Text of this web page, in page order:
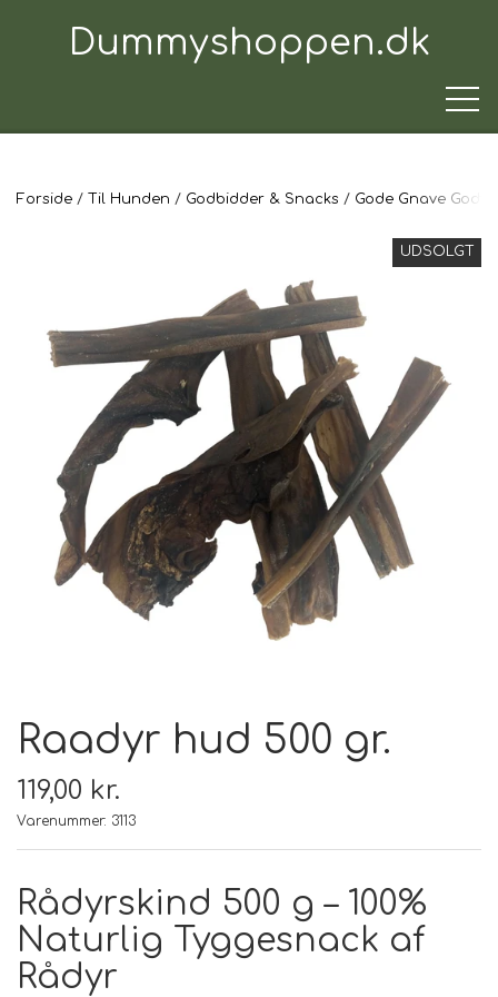
Dummyshoppen.dk
TRÆNINGSUDSTYR
TIL HUNDEN
TIL HUNDEFØREREN
TIL BILEN
FODER & FODER
TILSKUD
Forside Til Hunden Godbidder & Snacks Gode Gnave
UDSOLGT
Raadyr hud 500 gr.
119,00 kr.
Varenummer: 3113
Rådyrskind 500 g – 100%
Naturlig Tyggesnack af
Rådyr